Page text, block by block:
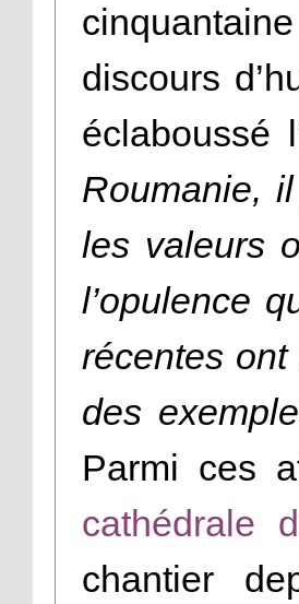
discours
éclaboussé
Roumanie,
les valeurs
l’opulence
récentes
des
Parmi ces
cathédrale
chantier